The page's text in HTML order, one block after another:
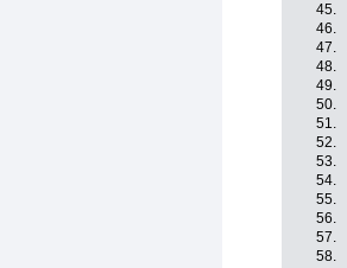
45.
46.
47.
48.
49.
50.
51.
52.
53.
54.
55.
56.
57.
58.